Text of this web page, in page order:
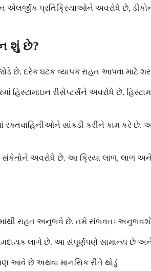
પ્રતિક્રિયાઓને અવરોધે છે,
શું છે?
છે. દરેક ઘટક વ્યાપક રાહત આપવા માટે
હિસ્ટામાઇન રીસેપ્ટર્સને અવરોધે છે.
સાંકડી કરીને કામ કરે છે.
સંકેતોને અવરોધે છે. આ ક્રિયા લાળ, લાળ
રાહત અનુભવે છે. તમે સંભવતઃ
લાગે છે. આ સંપૂર્ણપણે સામાન્ય છે
આવે છે અથવા માનસિક રીતે થોડું